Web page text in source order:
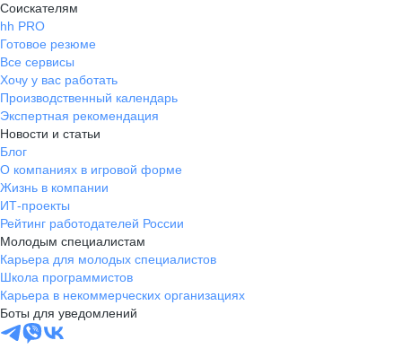
Соискателям
hh PRO
Готовое резюме
Все сервисы
Хочу у вас работать
Производственный календарь
Экспертная рекомендация
Новости и статьи
Блог
О компаниях в игровой форме
Жизнь в компании
ИТ-проекты
Рейтинг работодателей России
Молодым специалистам
Карьера для молодых специалистов
Школа программистов
Карьера в некоммерческих организациях
Боты для уведомлений